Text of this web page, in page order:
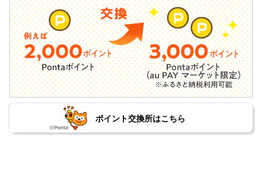
ポイント交換所はこちら